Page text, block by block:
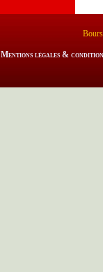
Mentions légales &